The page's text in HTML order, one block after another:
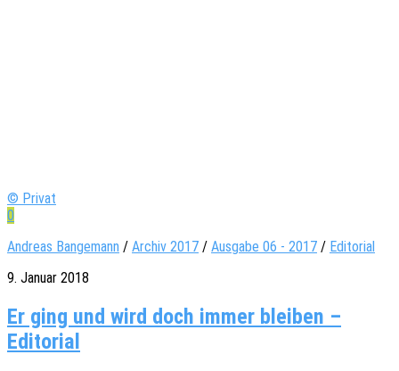
© Privat
0
Andreas Bangemann / Archiv 2017 / Ausgabe 06 - 2017 / Editorial
9. Januar 2018
Er ging und wird doch immer blei­ben –
Editorial